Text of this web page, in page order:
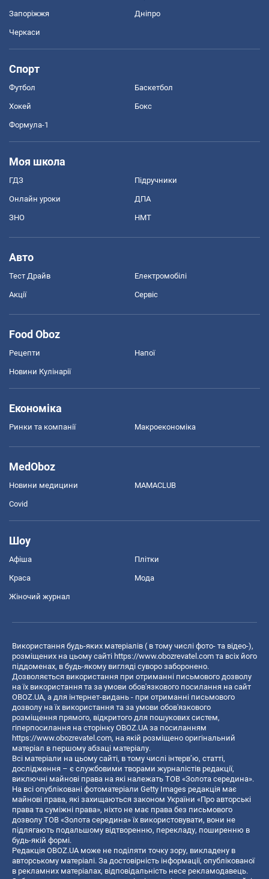
Запоріжжя Дніпро
Черкаси
Спорт
Футбол Баскетбол
Хокей Бокс
Формула-1
Моя школа
ГДЗ Підручники
Онлайн уроки ДПА
ЗНО НМТ
Авто
Тест Драйв Електромобілі
Акції Сервіс
Food Oboz
Рецепти Напої
Новини Кулінарії
Економіка
Ринки та компанії Макроекономіка
MedOboz
Новини медицини MAMACLUB
Covid
Шоу
Афіша Плітки
Краса Мода
Жіночий журнал
Використання будь-яких матеріалів ( в тому числі фото- та відео-),
розміщених на цьому сайті https://www.obozrevatel.com та всіх його
піддоменах, в будь-якому вигляді суворо заборонено.
Дозволяється використання при отриманні письмового дозволу
на їх використання та за умови обов'язкового посилання на сайт
OBOZ.UA, а для інтернет-видань - при отриманні письмового
дозволу на їх використання та за умови обов'язкового
розміщення прямого, відкритого для пошукових систем,
гіперпосилання на сторінку OBOZ.UA за посиланням
https://www.obozrevatel.com, на якій розміщено оригінальний
матеріал в першому абзаці матеріалу.
Всі матеріали на цьому сайті, в тому числі інтерв’ю, статті,
дослідження – є службовими творами журналістів редакції,
виключні майнові права на які належать ТОВ «Золота середина».
На всі опубліковані фотоматеріали Getty Images редакція має
майнові права, які захищаються законом України «Про авторські
права та суміжні права», ніхто не має права без письмового
дозволу ТОВ «Золота середина» їх використовувати, вони не
підлягають подальшому відтворенню, перекладу, поширенню в
будь-якій формі.
Редакція OBOZ.UA може не поділяти точку зору, викладену в
авторському матеріалі. За достовірність інформації, опублікованої
в рекламних матеріалах, відповідальність несе рекламодавець.